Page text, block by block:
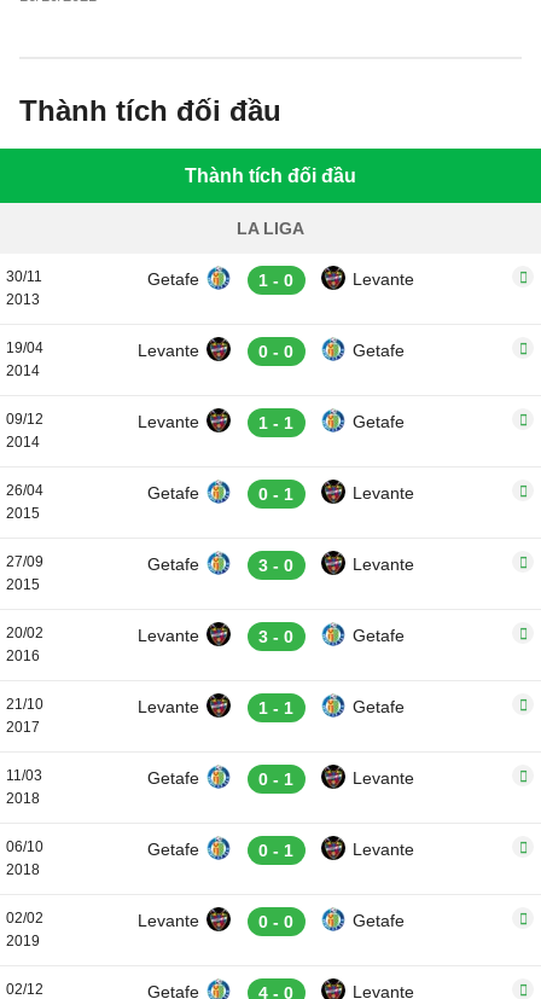
Thành tích đối đầu
Thành tích đối đầu
LA LIGA
30/11
2013
Getafe 1 - 0 Levante
19/04
2014
Levante 0 - 0 Getafe
09/12
2014
Levante 1 - 1 Getafe
26/04
2015
Getafe 0 - 1 Levante
27/09
2015
Getafe 3 - 0 Levante
20/02
2016
Levante 3 - 0 Getafe
21/10
2017
Levante 1 - 1 Getafe
11/03
2018
Getafe 0 - 1 Levante
06/10
2018
Getafe 0 - 1 Levante
02/02
2019
Levante 0 - 0 Getafe
02/12
Getafe 4 - 0 Levante